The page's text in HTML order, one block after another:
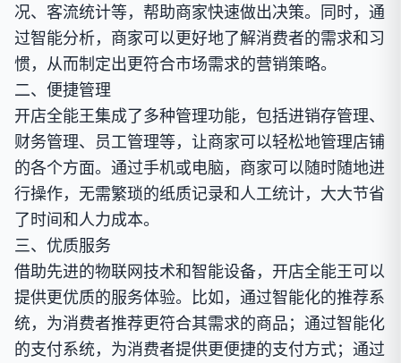
况、客流统计等，帮助商家快速做出决策。同时，通
过智能分析，商家可以更好地了解消费者的需求和习
惯，从而制定出更符合市场需求的营销策略。
二、便捷管理
开店全能王集成了多种管理功能，包括进销存管理、
财务管理、员工管理等，让商家可以轻松地管理店铺
的各个方面。通过手机或电脑，商家可以随时随地进
行操作，无需繁琐的纸质记录和人工统计，大大节省
了时间和人力成本。
三、优质服务
借助先进的物联网技术和智能设备，开店全能王可以
提供更优质的服务体验。比如，通过智能化的推荐系
统，为消费者推荐更符合其需求的商品；通过智能化
的支付系统，为消费者提供更便捷的支付方式；通过